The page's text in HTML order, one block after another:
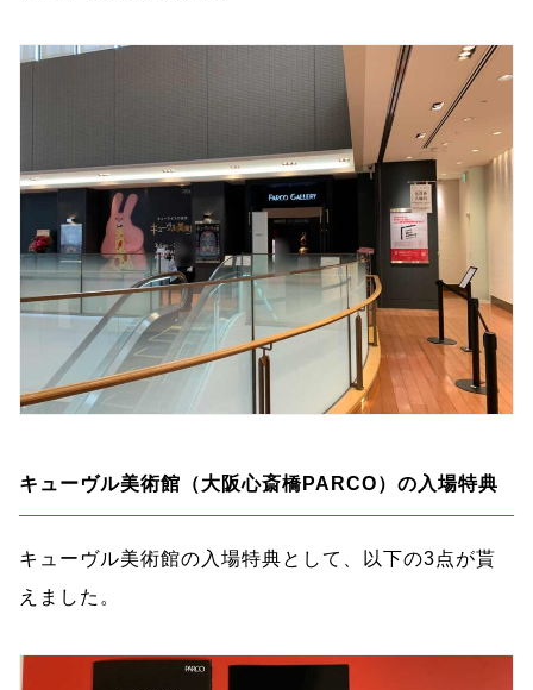
キューヴル美術館（大阪心斎橋PARCO）の入場特典
キューヴル美術館の入場特典として、以下の3点が貰
えました。